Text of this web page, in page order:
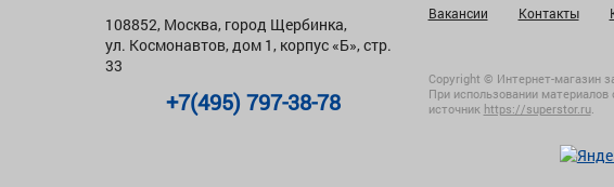
108852, Москва, город Щербинка,
ул. Космонавтов, дом 1, корпус «Б», стр.
33
+7(495) 797-38-78
Вакансии
Контакты
Copyright © Интернет-магазин
При использовании
источник https://superstor.ru.